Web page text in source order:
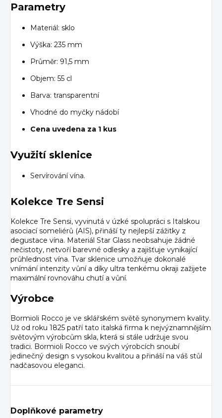
Parametry
Materiál: sklo
Výška: 235 mm
Průměr: 91,5 mm
Objem: 55 cl
Barva: transparentní
Vhodné do myčky nádobí
Cena uvedena za 1 kus
Využití sklenice
Servírování vína.
Kolekce Tre Sensi
Kolekce Tre Sensi, vyvinutá v úzké spolupráci s Italskou
asociací someliérů (AIS), přináší ty nejlepší zážitky z
degustace vína. Materiál Star Glass neobsahuje žádné
nečistoty, netvoří barevné odlesky a zajišťuje vynikající
průhlednost vína. Tvar sklenice umožňuje dokonalé
vnímání intenzity vůní a díky ultra tenkému okraji zažijete
maximální rovnováhu chutí a vůní.
Výrobce
Bormioli Rocco je ve sklářském světě synonymem kvality.
Už od roku 1825 patří tato italská firma k nejvýznamnějším
světovým výrobcům skla, která si stále udržuje svou
tradici. Bormioli Rocco ve svých výrobcích snoubí
jedinečný design s vysokou kvalitou a přináší na váš stůl
nadčasovou eleganci.
Doplňkové parametry